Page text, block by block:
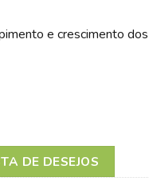
e crescimento
COM CLIP PARA
DE DESEJOS